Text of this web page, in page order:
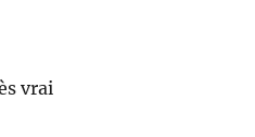
vrai